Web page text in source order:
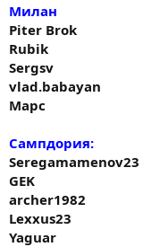
Милан
Piter Brok
Rubik
Sergsv
vlad.babayan
Марс
Сампдория:
Seregamamenov23
GEK
archer1982
Lexxus23
Yaguar